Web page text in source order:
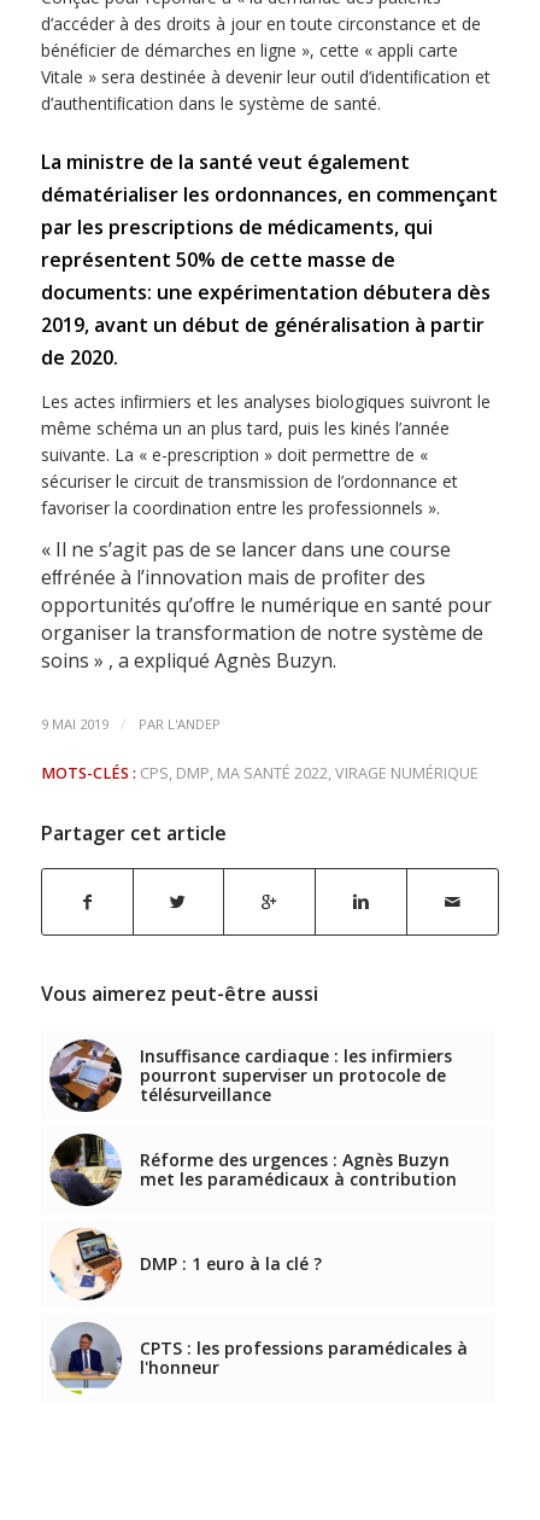
d’accéder à des droits à jour en toute circonstance et de
bénéﬁcier de démarches en ligne », cette « appli carte
Vitale » sera destinée à devenir leur outil d’identiﬁcation et
d’authentiﬁcation dans le système de santé.
La ministre de la santé veut également
dématérialiser les ordonnances, en commençant
par les prescriptions de médicaments, qui
représentent 50% de cette masse de
documents: une expérimentation débutera dès
2019, avant un début de généralisation à partir
de 2020.
Les actes inﬁrmiers et les analyses biologiques suivront le
même schéma un an plus tard, puis les kinés l’année
suivante. La « e-prescription » doit permettre de «
sécuriser le circuit de transmission de l’ordonnance et
favoriser la coordination entre les professionnels ».
« Il ne s’agit pas de se lancer dans une course
eﬀrénée à l’innovation mais de proﬁter des
opportunités qu’oﬀre le numérique en santé pour
organiser la transformation de notre système de
soins » , a expliqué Agnès Buzyn.
9 MAI 2019 / PAR L'ANDEP
MOTS-CLÉS : CPS, DMP, MA SANTÉ 2022, VIRAGE NUMÉRIQUE
Partager cet article
Vous aimerez peut-être aussi
Insuffisance cardiaque : les infirmiers
pourront superviser un protocole de
télésurveillance
Réforme des urgences : Agnès Buzyn
met les paramédicaux à contribution
DMP : 1 euro à la clé ?
CPTS : les professions paramédicales à
l'honneur